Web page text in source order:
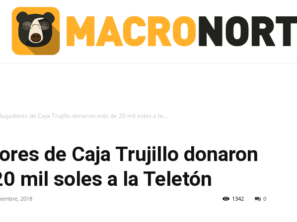
de Caja Trujillo donaron más de 20 mil soles a la...
de Caja Trujillo donaron
mil soles a la Teletón
2018 0
1342